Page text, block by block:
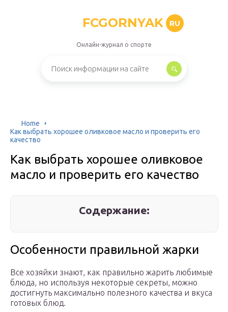
FCGORNYAK RU
Онлайн-журнал о спорте
Home
Как выбрать хорошее оливковое масло и проверить его
качество
Как выбрать хорошее оливковое
масло и проверить его качество
Содержание:
Особенности правильной жарки
Все хозяйки знают, как правильно жарить любимые
блюда, но используя некоторые секреты, можно
достигнуть максимально полезного качества и вкуса
готовых блюд.